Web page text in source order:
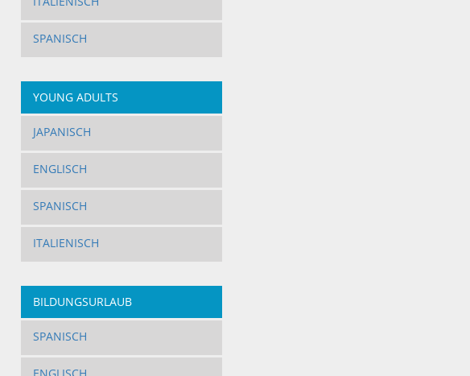
SPANISCH
YOUNG ADULTS
JAPANISCH
ENGLISCH
SPANISCH
ITALIENISCH
BILDUNGSURLAUB
SPANISCH